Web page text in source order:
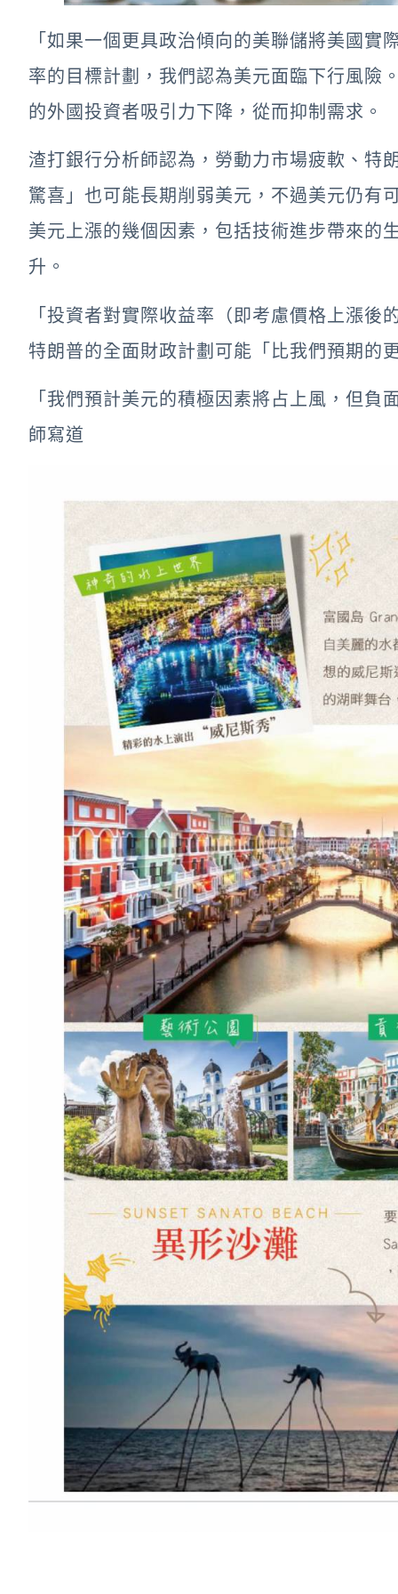
「如果一個更具政治傾向的美聯儲將美國
率的目標計劃，我們認為美元面臨下行風險
的外國投資者吸引力下降，從而抑制需求。
渣打銀行分析師認為，勞動力市場疲軟、特
驚喜」也可能長期削弱美元，不過美元仍有
美元上漲的幾個因素，包括技術進步帶來的
升。
「投資者對實際收益率（即考慮價格上漲
特朗普的全面財政計劃可能「比我們預期的
「我們預計美元的積極因素將占上風，但
師寫道